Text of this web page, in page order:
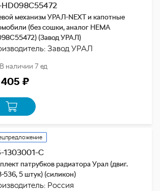
механизм УРАЛ-NEXT и капотные
(без сошки, аналог HEMA
(Завод УРАЛ)
Завод УРАЛ
В наличии 7 ед
₽
1303001-С
патрубков радиатора Урал (двиг.
536, 5 штук) (силикон)
Россия